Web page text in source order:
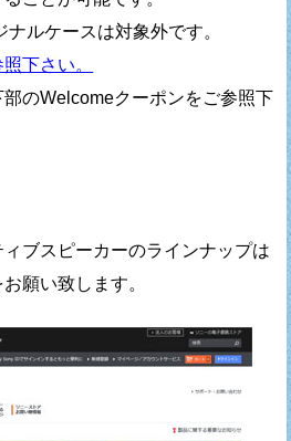
ルケースは対象外です。
下さい。
のWelcomeクーポンをご参照下
ブスピーカーのラインナップは
願い致します。